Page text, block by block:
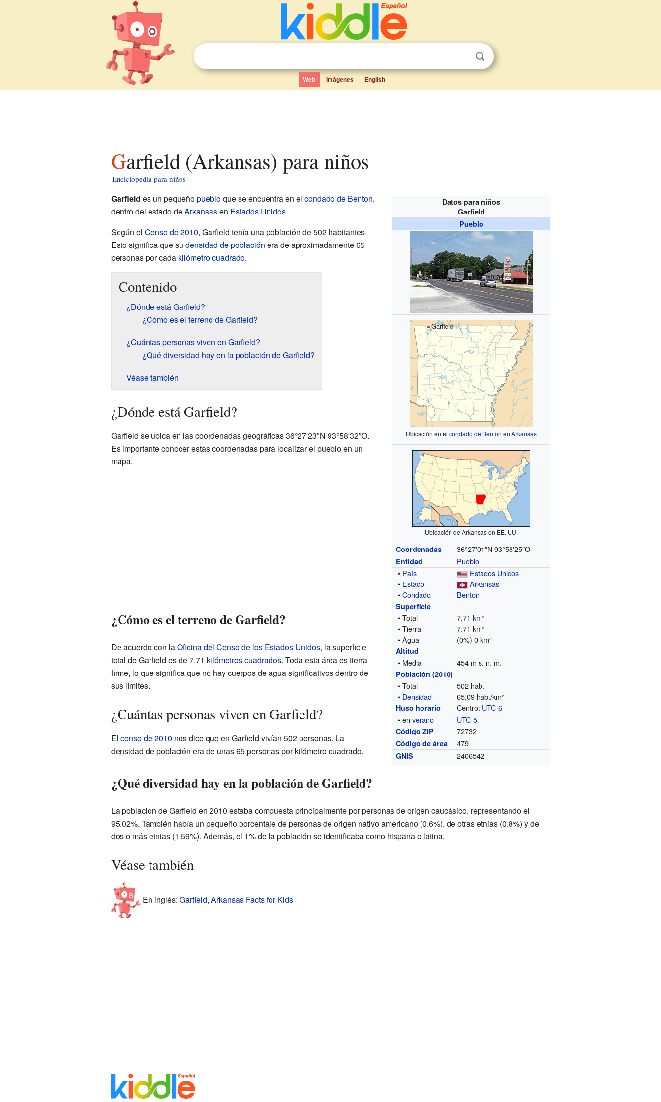
Web Imágenes English
Garfield (Arkansas) para niños
Enciclopedia para niños
Datos para niños
Garfield
Pueblo
Garfield
Ubicación en elcondado de Benton enArkansas
Ubicación de Arkansas en EE. UU.
Coordenadas 36°27′01″N 93°58′25″O
Entidad
Pueblo
• País
Estados Unidos
• Estado
Arkansas
•Condado Benton
Superficie
• Total 7.71km²
• Tierra
7.71 km²
• Agua
(0%) 0 km²
Altitud
• Media 454 m s. n. m.
Población (2010)
• Total
502 hab.
• Densidad 65,09 hab./km²
Huso horario Centro: UTC-6
• enverano UTC-5
Código ZIP 72732
Código de área 479
GNIS 2406542
Garfield es un pequeñopuebloque se encuentra en el condado de Benton,
dentro del estado deArkansasen Estados Unidos.
Según el Censo de 2010, Garfield tenía una población de 502 habitantes.
Esto significa que su densidad de población era de aproximadamente 65
personas por cada kilómetro cuadrado.
Contenido
¿Dónde está Garfield?
¿Cómo es el terreno de Garfield?
¿Cuántas personas viven en Garfield?
¿Qué diversidad hay en la población de Garfield?
Véase también
¿Dónde está Garfield?
Garfield se ubica en las coordenadas geográficas 36°27′23″N 93°58′32″O.
Es importante conocer estas coordenadas para localizar el pueblo en un
mapa.
¿Cómo es el terreno de Garfield?
De acuerdo con laOficina del Censo de los Estados Unidos, la superficie
total de Garfield es de 7.71 kilómetros cuadrados. Toda esta área es tierra
firme, lo que significa que no hay cuerpos de agua significativos dentro de
sus límites.
¿Cuántas personas viven en Garfield?
El censo de 2010 nos dice que en Garfield vivían 502 personas. La
densidad de población era de unas 65 personas por kilómetro cuadrado.
¿Qué diversidad hay en la población de Garfield?
La población de Garfield en 2010 estaba compuesta principalmente por personas de origen caucásico, representando el
95.02%. También había un pequeño porcentaje de personas de origen nativo americano (0.6%), de otras etnias (0.8%) y de
dos o más etnias (1.59%). Además, el 1% de la población se identificaba como hispana o latina.
Véase también
En inglés: Garfield, Arkansas Facts for Kids